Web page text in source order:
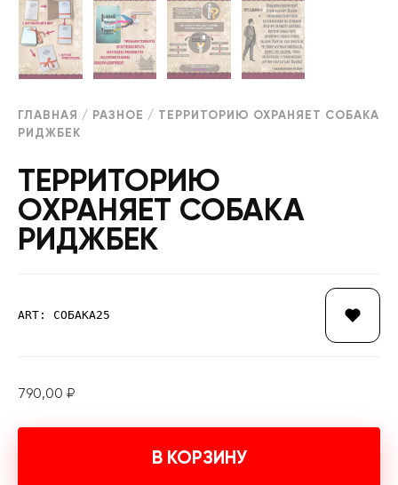
ГЛАВНАЯ / РАЗНОЕ / ТЕРРИТОРИЮ ОХРАНЯЕТ СОБАКА
РИДЖБЕК
ТЕРРИТОРИЮ
ОХРАНЯЕТ СОБАКА
РИДЖБЕК
ART: СОБАКА25
790,00 ₽
В КОРЗИНУ